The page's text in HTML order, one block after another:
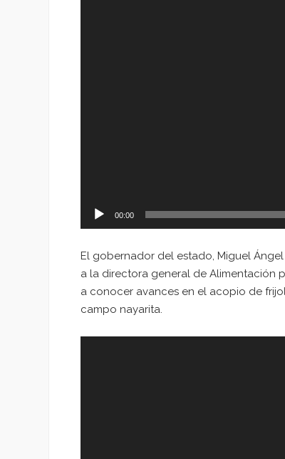
00:00
El gobernador del estado, Miguel
a la directora general de Alimentación
a conocer avances en el acopio de
campo nayarita.